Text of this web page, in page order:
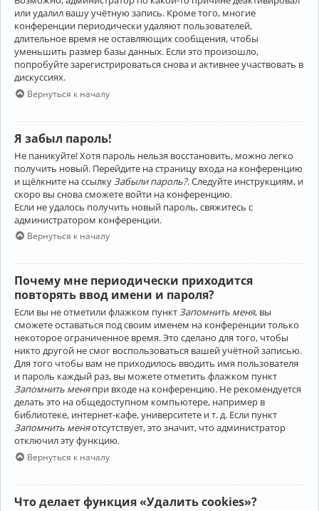
или удалил вашу учётную запись. Кроме того, многие
конференции периодически удаляют пользователей,
длительное время не оставляющих сообщения, чтобы
уменьшить размер базы данных. Если это произошло,
попробуйте зарегистрироваться снова и активнее участвовать в
дискуссиях.
Вернуться к началу
Я забыл пароль!
Не паникуйте! Хотя пароль нельзя восстановить, можно легко
получить новый. Перейдите на страницу входа на конференцию
и щёлкните на ссылку Забыли пароль?. Следуйте инструкциям, и
скоро вы снова сможете войти на конференцию.
Если не удалось получить новый пароль, свяжитесь с
администратором конференции.
Вернуться к началу
Почему мне периодически приходится
повторять ввод имени и пароля?
Если вы не отметили флажком пунктЗапомнить меня, вы
сможете оставаться под своим именем на конференции только
некоторое ограниченное время. Это сделано для того, чтобы
никто другой не смог воспользоваться вашей учётной записью.
Для того чтобы вам не приходилось вводить имя пользователя
и пароль каждый раз, вы можете отметить флажком пункт
Запомнить меняпри входе на конференцию. Не рекомендуется
делать это на общедоступном компьютере, например в
библиотеке, интернет-кафе, университете и т. д. Если пункт
Запомнить меняотсутствует, это значит, что администратор
отключил эту функцию.
Вернуться к началу
Что делает функция «Удалить cookies»?